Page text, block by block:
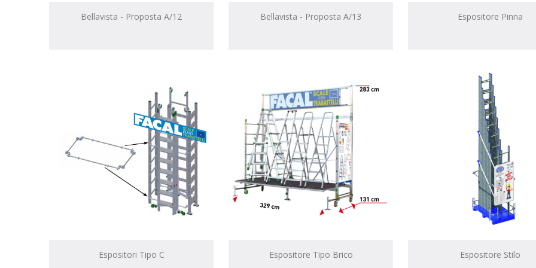
Bellavista - Proposta A/12 Bellavista - Proposta A/13 Espositore Pinna
Espositori Tipo C Espositore Tipo Brico Espositore Stilo